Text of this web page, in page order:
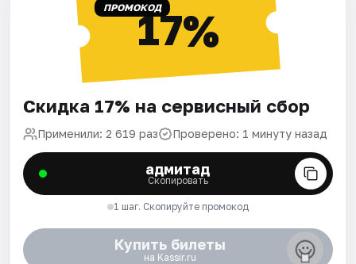
ПРОМОКОД17%
Скидка 17% на сервисный сбор
Применили: 2 619 раз Проверено: 1 минуту назад
адмитад
Скопировать
1 шаг. Скопируйте промокод
Купить билеты
на Kassir.ru